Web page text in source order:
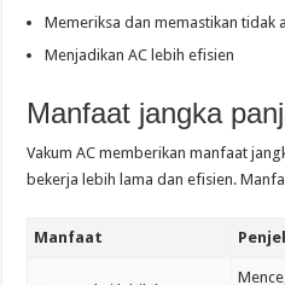
Memeriksa dan memastikan tidak
Menjadikan AC lebih efisien
Manfaat jangka
Vakum AC memberikan manfaat
bekerja lebih lama dan efisien.
Manfaat